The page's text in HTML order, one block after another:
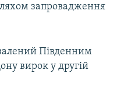
запровадження
Південним
вирок у другій